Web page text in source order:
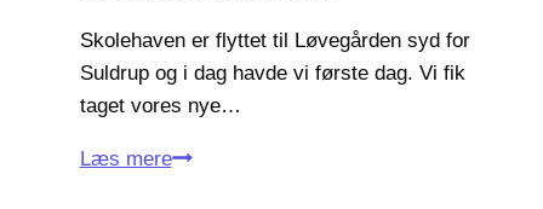
e
n
p
Skolehaven er flyttet til Løvegården syd for
Suldrup og i dag havde vi første dag. Vi fik
taget vores nye…
Læs mereF